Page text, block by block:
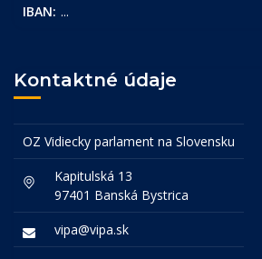
IBAN: ...
Kontaktné údaje
OZ Vidiecky parlament na Slovensku
Kapitulská 13
97401 Banská Bystrica
vipa@vipa.sk